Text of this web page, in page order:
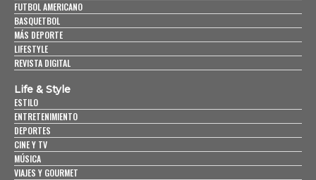
FUTBOL AMERICANO
BASQUETBOL
MÁS DEPORTE
LIFESTYLE
REVISTA DIGITAL
Life & Style
ESTILO
ENTRETENIMIENTO
DEPORTES
CINE Y TV
MÚSICA
VIAJES Y GOURMET